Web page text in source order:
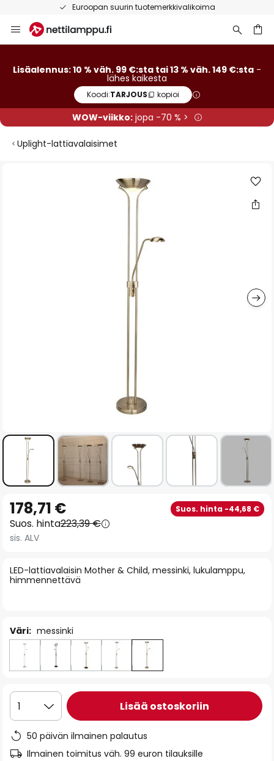
Euroopan suurin tuotemerkkivalikoima
to
Lisäalennus: 10 % väh. 99 €:sta tai 13 % väh. 149 €:sta -
lähes kaikesta
Koodi:TARJOUS kopioi
WOW-viikko:jopa -70 % >
Uplight-lattiavalaisimet
to
the
beginning
the
images
LED-lattiavalaisin Mother & Child, messinki, lukulamppu,
himmennettävä
178,71 € Suos. hinta -44,68 €
Suos. hinta223,39 €
sis. ALV
Väri: messinki
1 Lisää ostoskoriin
50 päivän ilmainen palautus
Ilmainen toimitus väh. 99 euron tilauksille